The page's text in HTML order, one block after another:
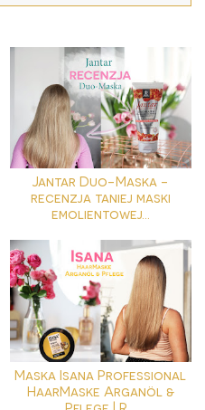
Jantar Duo-Maska -
recenzja taniej maski
emolientowej...
Maska Isana Professional
HaarMaske Arganöl &